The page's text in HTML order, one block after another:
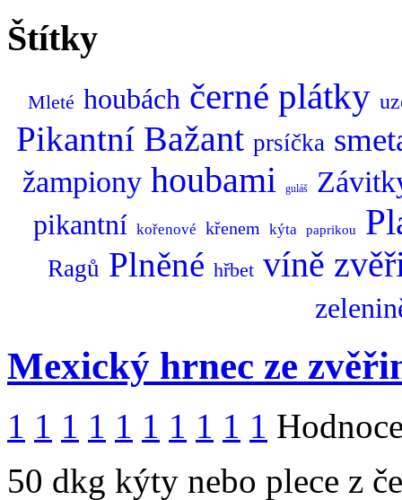
Štítky
Mleté houbách černé plátky
Pikantní Bažant prsíčka
žampiony houbami guláš
pikantní kořenové křenem kýta paprikou
Ragů Plněné hřbet víně
Mexický hrnec ze
1 1 1 1 1 1 1 1 1 1
50 dkg kýty nebo plece z